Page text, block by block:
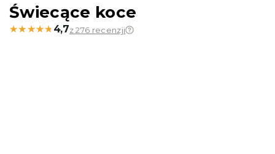
Świecące koce
★★★★★
★★★★★ 4,7z 276 recenzji